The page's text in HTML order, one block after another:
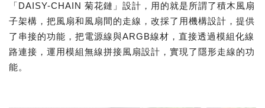
「DAISY-CHAIN 菊花鏈」設計，用的就是所謂了積木風扇
子架構，把風扇和風扇間的走線，改採了用機構設計，提供
了串接的功能，把電源線與ARGB線材，直接透過模組化線
路連接，運用模組無線拼接風扇設計，實現了隱形走線的功
能。